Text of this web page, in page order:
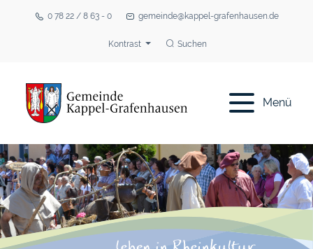
0 78 22 / 8 63 - 0 gemeinde@kappel-grafenhausen.de
Kontrast Suchen
Menü